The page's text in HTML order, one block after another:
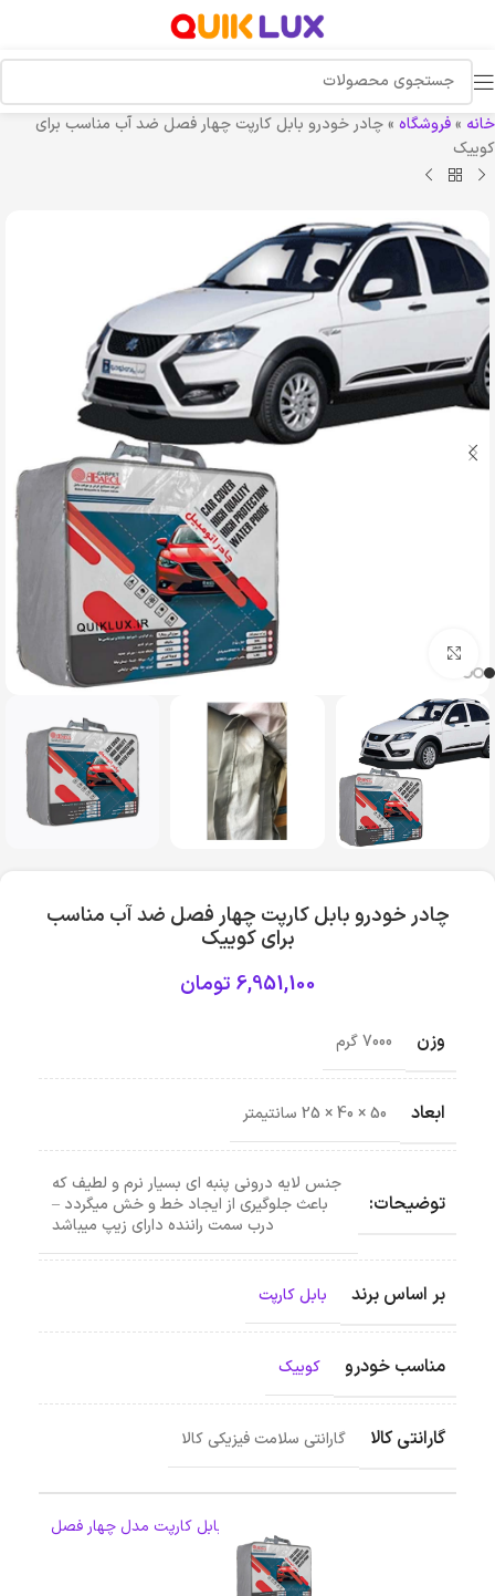
خانه »فروشگاه »چادر خودرو بابل کارپت چهار فصل ضد آب مناسب برای
کوییک
چادر خودرو بابل کارپت چهار فصل ضد آب مناسب
برای کوییک
6,951,100 تومان
وزن 7000 گرم
ابعاد 50 × 40 × 25 سانتیمتر
توضیحات:
جنس لایه درونی پنبه ای بسیار نرم و لطیف که
باعث جلوگیری از ایجاد خط و خش میگردد –
درب سمت راننده دارای زیپ میباشد
بر اساس برند بابل کارپت
مناسب خودرو کوییک
گارانتی کالا گارانتی سلامت فیزیکی کالا
چادر خودرو برند بابل کارپت مدل چهار فصل
سایز L1